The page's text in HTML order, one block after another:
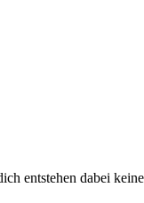
entstehen dabei